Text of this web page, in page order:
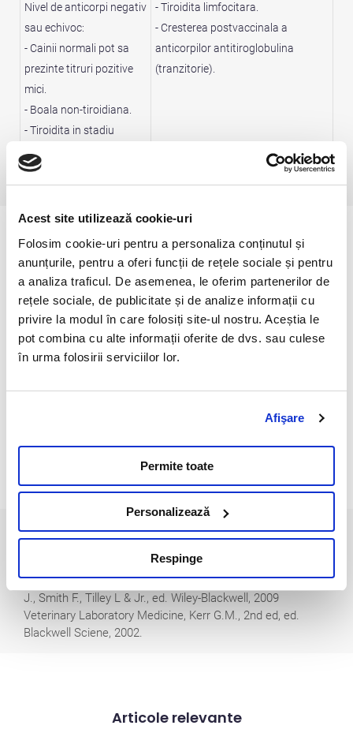
Acest site utilizează cookie-uri
Folosim cookie-uri pentru a personaliza conținutul și
anunțurile, pentru a oferi funcții de rețele sociale și pentru
a analiza traficul. De asemenea, le oferim partenerilor de
rețele sociale, de publicitate și de analize informații cu
privire la modul în care folosiți site-ul nostru. Aceștia le
pot combina cu alte informații oferite de dvs. sau culese
în urma folosirii serviciilor lor.
Afişare
Permite toate
Personalizează
Respinge
Nivel de anticorpi negativ
sau echivoc:
- Cainii normali pot sa
prezinte titruri pozitive
mici.
- Boala non-tiroidiana.
- Tiroidita in stadiu
- Atrofie tiroidiana.
- Tiroidita limfocitara.
- Cresterea postvaccinala a
anticorpilor antitiroglobulina
(tranzitorie).
Diagnosticul tiroiditei autoimune la caine.
Pregatiri speciale pentru recoltare
Nu.
Prelucrarea necesara dupa recoltare
Se recomanda centrifugarea imediat dupa exprimarea
Valori scazute:
Depozitarea necorespunzatoare a probei sau depasirea
timpului de stabilitate.
Bibliografie
Blackwell's five minute veterinary consult: Laboratory tests
and diagnostic procedures canine & feline, Vaden S., Knoll
J., Smith F., Tilley L & Jr., ed. Wiley-Blackwell, 2009
Veterinary Laboratory Medicine, Kerr G.M., 2nd ed, ed.
Blackwell Sciene, 2002.
Articole relevante